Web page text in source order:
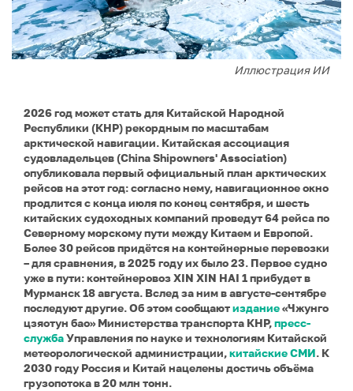
Иллюстрация ИИ
2026 год может стать для Китайской Народной
Республики (КНР) рекордным по масштабам
арктической навигации. Китайская ассоциация
судовладельцев (China Shipowners' Association)
опубликовала первый официальный план арктических
рейсов на этот год: согласно нему, навигационное окно
продлится с конца июля по конец сентября, и шесть
китайских судоходных компаний проведут 64 рейса по
Северному морскому пути между Китаем и Европой.
Более 30 рейсов придётся на контейнерные перевозки
– для сравнения, в 2025 году их было 23. Первое судно
уже в пути: контейнеровоз XIN XIN HAI 1 прибудет в
Мурманск 18 августа. Вслед за ним в августе-сентябре
последуют другие. Об этом сообщаютиздание«Чжунго
цзяотун бао» Министерства транспорта КНР,пресс-
службаУправления по науке и технологиям Китайской
метеорологической администрации,китайские СМИ. К
2030 году Россия и Китай нацелены достичь объёма
грузопотока в 20 млн тонн.